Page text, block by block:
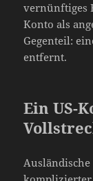
vernünftiges
Konto als
Gegenteil:
entfernt.
Ein US-